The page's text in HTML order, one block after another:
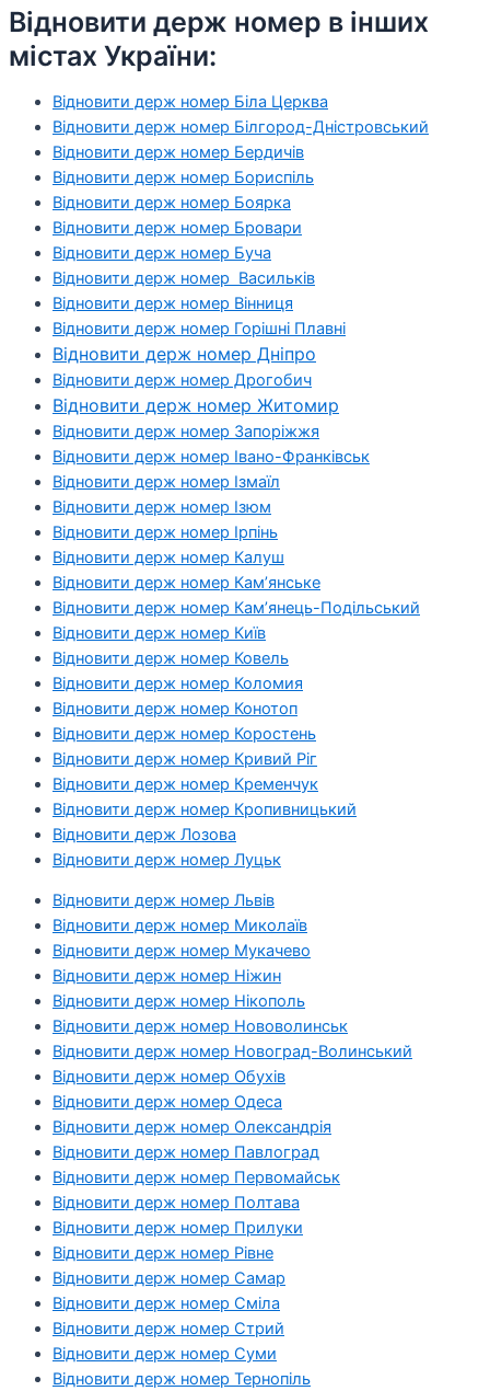
Відновити держ номер в інших
містах України:
Відновити держ номер Біла Церква
Відновити держ номер Білгород-Дністровський
Відновити держ номер Бердичів
Відновити держ номер Бориспіль
Відновити держ номер Боярка
Відновити держ номер Бровари
Відновити держ номер Буча
Відновити держ номер Васильків
Відновити держ номер Вінниця
Відновити держ номер Горішні Плавні
Відновити держ номер Дніпро
Відновити держ номер Дрогобич
Відновити держ номер Житомир
Відновити держ номер Запоріжжя
Відновити держ номер Івано-Франківськ
Відновити держ номер Ізмаїл
Відновити держ номер Ізюм
Відновити держ номер Ірпінь
Відновити держ номер Калуш
Відновити держ номер Кам’янське
Відновити держ номер Кам’янець-Подільський
Відновити держ номер Київ
Відновити держ номер Ковель
Відновити держ номер Коломия
Відновити держ номер Конотоп
Відновити держ номер Коростень
Відновити держ номер Кривий Ріг
Відновити держ номер Кременчук
Відновити держ номер Кропивницький
Відновити держ Лозова
Відновити держ номер Луцьк
Відновити держ номер Львів
Відновити держ номер Миколаїв
Відновити держ номер Мукачево
Відновити держ номер Ніжин
Відновити держ номер Нікополь
Відновити держ номер Нововолинськ
Відновити держ номер Новоград-Волинський
Відновити держ номер Обухів
Відновити держ номер Одеса
Відновити держ номер Олександрія
Відновити держ номер Павлоград
Відновити держ номер Первомайськ
Відновити держ номер Полтава
Відновити держ номер Прилуки
Відновити держ номер Рівне
Відновити держ номер Самар
Відновити держ номер Сміла
Відновити держ номер Стрий
Відновити держ номер Суми
Відновити держ номер Тернопіль